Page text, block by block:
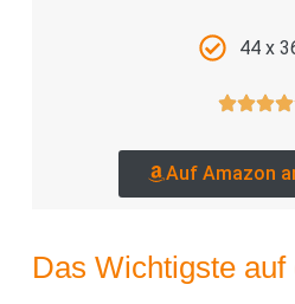
44 x
Auf Amazon
Das Wichtigste